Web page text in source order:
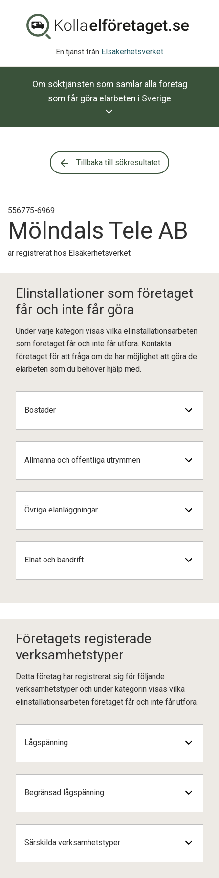
En tjänst från Elsäkerhetsverket
Om söktjänsten som samlar alla företag
som får göra elarbeten i Sverige
Tillbaka till sökresultatet
556775-6969
Mölndals Tele AB
är registrerat hos Elsäkerhetsverket
Elinstallationer som företaget
får och inte får göra
Under varje kategori visas vilka elinstallationsarbeten
som företaget får och inte får utföra. Kontakta
företaget för att fråga om de har möjlighet att göra de
elarbeten som du behöver hjälp med.
Bostäder
Allmänna och offentliga utrymmen
Övriga elanläggningar
Elnät och bandrift
Företagets registerade
verksamhetstyper
Detta företag har registrerat sig för följande
verksamhetstyper och under kategorin visas vilka
elinstallationsarbeten företaget får och inte får utföra.
Lågspänning
Begränsad lågspänning
Särskilda verksamhetstyper